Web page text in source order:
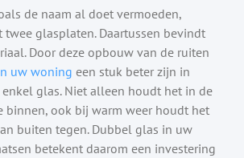
de naam al doet vermoeden,
twee glasplaten. Daartussen bevindt
Door deze opbouw van de ruiten
uw woning een stuk beter zijn in
glas. Niet alleen houdt het in de
binnen, ook bij warm weer houdt het
buiten tegen. Dubbel glas in uw
betekent daarom een investering